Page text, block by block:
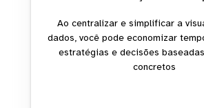
Ao centralizar e simplificar a
dados, você pode economizar
estratégias e decisões
concretos